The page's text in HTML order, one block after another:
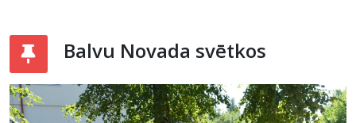
Balvu Novada svētkos